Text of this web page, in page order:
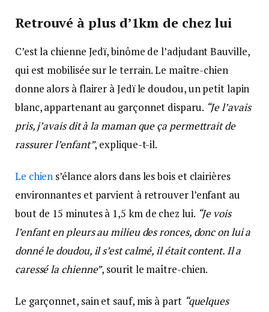
Retrouvé à plus d’1km de chez lui
C’est la chienne Jedï, binôme de l’adjudant Bauville,
qui est mobilisée sur le terrain. Le maître-chien
donne alors à flairer à Jedï le doudou, un petit lapin
blanc, appartenant au garçonnet disparu. “Je l’avais
pris, j’avais dit à la maman que ça permettrait de
rassurer l’enfant”, explique-t-il.
Le chien s’élance alors dans les bois et clairières
environnantes et parvient à retrouver l’enfant au
bout de 15 minutes à 1,5 km de chez lui. “Je vois
l’enfant en pleurs au milieu des ronces, donc on lui a
donné le doudou, il s’est calmé, il était content. Il a
caressé la chienne”, sourit le maître-chien.
Le garçonnet, sain et sauf, mis à part “quelques